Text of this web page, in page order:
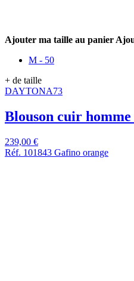
Ajouter ma taille au panier
M - 50
+ de taille
DAYTONA73
Blouson cuir
239,00 €
Réf. 101843 Gafino orange